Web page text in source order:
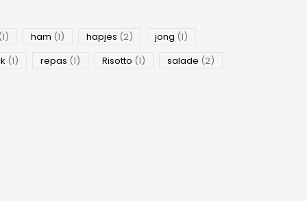
(1) ham (1) hapjes (2) jong (1)
(1) repas (1) Risotto (1) salade (2)